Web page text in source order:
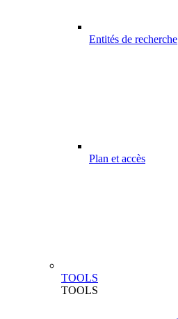
Entités de recherche
Plan et accès
TOOLS
TOOLS